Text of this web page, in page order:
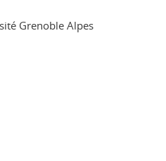
Grenoble Alpes